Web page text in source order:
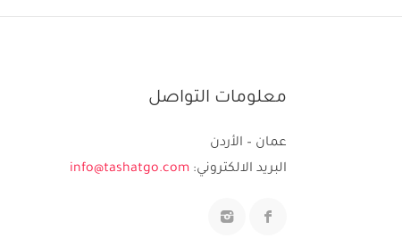
معلومات التواصل
عمان – الأردن
البريد الالكتروني: info@tashatgo.com